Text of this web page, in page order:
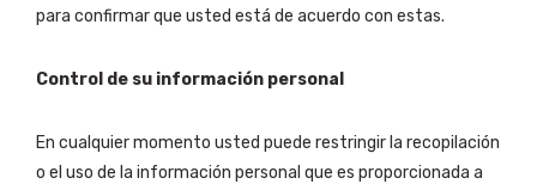
para confirmar que usted está de acuerdo con estas.
Control de su información personal
En cualquier momento usted puede restringir la recopilación
o el uso de la información personal que es proporcionada a